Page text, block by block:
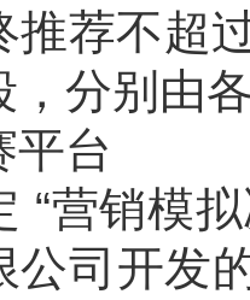
推荐不超
，分别由
平台
“营销模
公司开发